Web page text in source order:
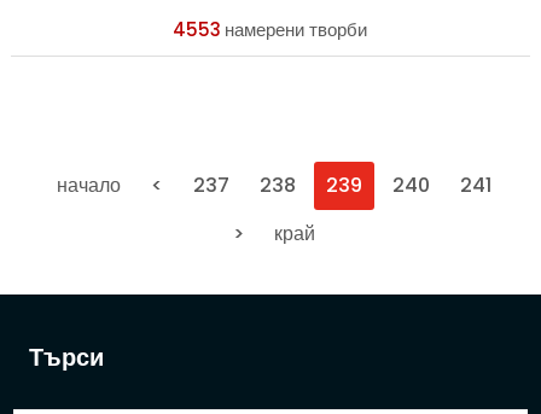
Търси
4553 намерени творби
начало < 237 238 239 240
241
>
край